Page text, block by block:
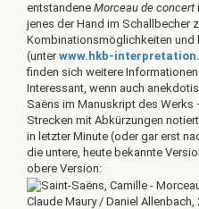
entstandene Morceau de concert
jenes der Hand im Schallbecher
Kombinationsmöglichkeiten und
(unterwww.hkb-
finden sich weitere
Interessant, wenn auch
Saëns im Manuskript des
Strecken mit Abkürzungen
in letzter Minute (oder gar erst
die untere, heute bekannte
obere Version:
Claude Maury / Daniel Allenbach,